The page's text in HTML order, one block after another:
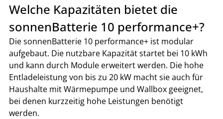
Welche Kapazitäten bietet die
sonnenBatterie 10 performance+?
Die sonnenBatterie 10 performance+ ist modular
aufgebaut. Die nutzbare Kapazität startet bei 10 kWh
und kann durch Module erweitert werden. Die hohe
Entladeleistung von bis zu 20 kW macht sie auch für
Haushalte mit Wärmepumpe und Wallbox geeignet,
bei denen kurzzeitig hohe Leistungen benötigt
werden.